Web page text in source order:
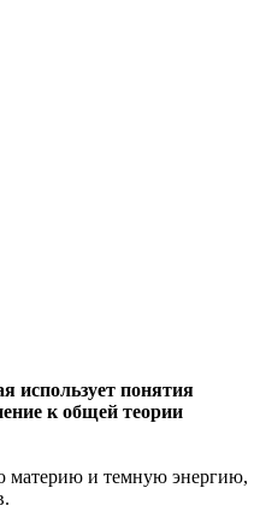
использует понятия
к общей теории
материю и темную энергию,